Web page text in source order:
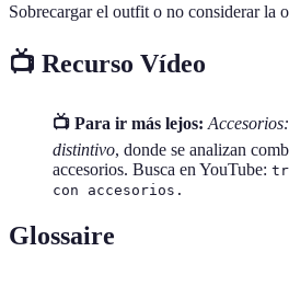
Sobrecargar el outfit o no considerar la
📺 Recurso Vídeo
📺 Para ir más lejos:
distintivo, donde se analizan
accesorios. Busca en YouTube:
con accesorios.
Glossaire